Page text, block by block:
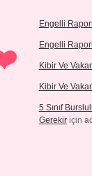
Engelli
Engelli
Kibir Ve
Kibir Ve
5 Sınıf
Gerekiriçin